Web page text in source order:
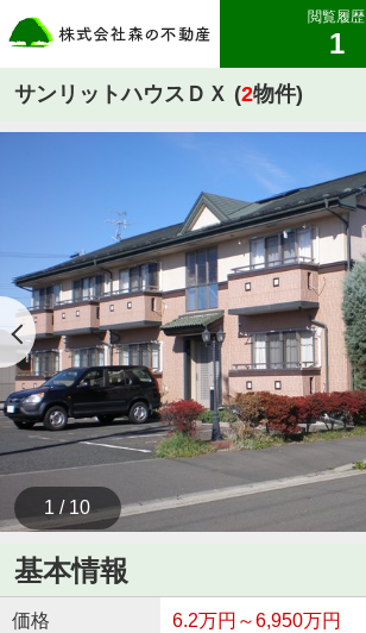
閲覧履歴
1
サンリットハウスＤＸ (2物件)
1 / 10
基本情報
価格 6.2万円～6,950万円